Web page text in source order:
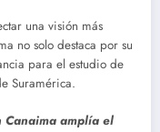
una visión más
no solo destaca por su
para el estudio de
Suramérica.
Canaima amplía el